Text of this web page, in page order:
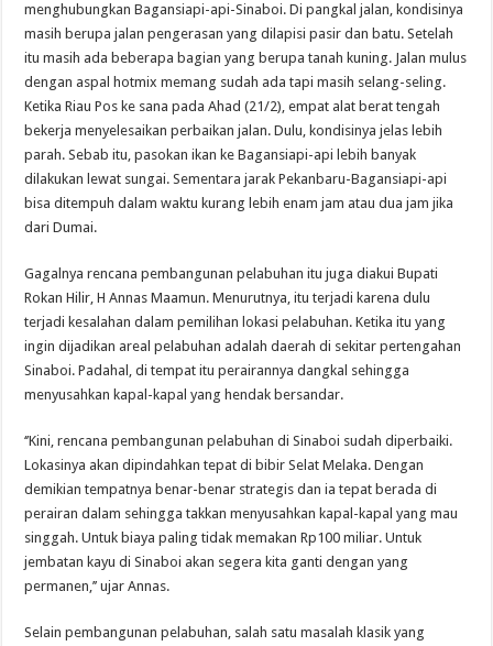
menghubungkan Bagansiapi-api-Sinaboi. Di pangkal jalan, kondisinya
masih berupa jalan pengerasan yang dilapisi pasir dan batu. Setelah
itu masih ada beberapa bagian yang berupa tanah kuning. Jalan mulus
dengan aspal hotmix memang sudah ada tapi masih selang-seling.
Ketika Riau Pos ke sana pada Ahad (21/2), empat alat berat tengah
bekerja menyelesaikan perbaikan jalan. Dulu, kondisinya jelas lebih
parah. Sebab itu, pasokan ikan ke Bagansiapi-api lebih banyak
dilakukan lewat sungai. Sementara jarak Pekanbaru-Bagansiapi-api
bisa ditempuh dalam waktu kurang lebih enam jam atau dua jam jika
dari Dumai.
Gagalnya rencana pembangunan pelabuhan itu juga diakui Bupati
Rokan Hilir, H Annas Maamun. Menurutnya, itu terjadi karena dulu
terjadi kesalahan dalam pemilihan lokasi pelabuhan. Ketika itu yang
ingin dijadikan areal pelabuhan adalah daerah di sekitar pertengahan
Sinaboi. Padahal, di tempat itu perairannya dangkal sehingga
menyusahkan kapal-kapal yang hendak bersandar.
‘’Kini, rencana pembangunan pelabuhan di Sinaboi sudah diperbaiki.
Lokasinya akan dipindahkan tepat di bibir Selat Melaka. Dengan
demikian tempatnya benar-benar strategis dan ia tepat berada di
perairan dalam sehingga takkan menyusahkan kapal-kapal yang mau
singgah. Untuk biaya paling tidak memakan Rp100 miliar. Untuk
jembatan kayu di Sinaboi akan segera kita ganti dengan yang
permanen,’’ ujar Annas.
Selain pembangunan pelabuhan, salah satu masalah klasik yang